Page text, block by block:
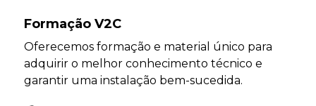
Formação V2C
Oferecemos formação e material único para
adquirir o melhor conhecimento técnico e
garantir uma instalação bem-sucedida.